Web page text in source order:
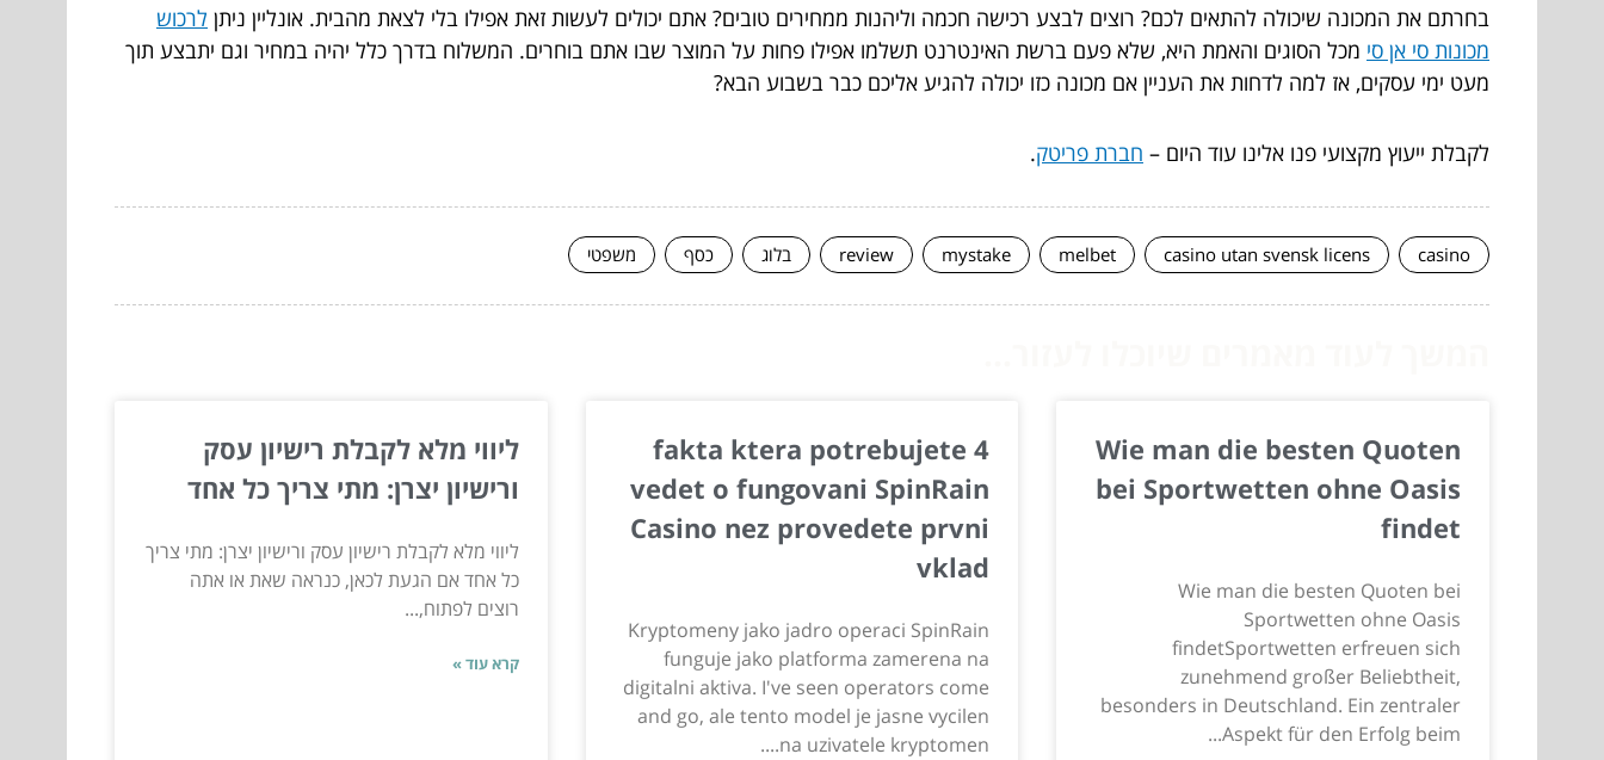
בחרתם את המכונה שיכולה להתאים לכם? רוצים לבצע רכישה חכמה וליהנות ממחירים טובים? אתם יכולים לעשות זאת אפילו בלי לצאת מהבית. אונליין ניתן לרכוש
מכונות סי אן סי מכל הסוגים והאמת היא, שלא פעם ברשת האינטרנט תשלמו אפילו פחות על המוצר שבו אתם בוחרים. המשלוח בדרך כלל יהיה במחיר וגם יתבצע תוך
מעט ימי עסקים, אז למה לדחות את העניין אם מכונה כזו יכולה להגיע אליכם כבר בשבוע הבא?
לקבלת ייעוץ מקצועי פנו אלינו עוד היום – חברת פריטק.
casino
casino utan svensk licens
melbet
mystake
review בלוג כסף משפטי
Wie man die besten Quoten
bei Sportwetten ohne Oasis
findet
Wie man die besten Quoten bei
Sportwetten ohne Oasis
findetSportwetten erfreuen sich
zunehmend großer Beliebtheit,
besonders in Deutschland. Ein zentraler
Aspekt für den Erfolg beim...
4 fakta ktera potrebujete
vedet o fungovani SpinRain
Casino nez provedete prvni
vklad
Kryptomeny jako jadro operaci SpinRain
funguje jako platforma zamerena na
digitalni aktiva. I've seen operators come
and go, ale tento model je jasne vycilen
na uzivatele kryptomen....
ליווי מלא לקבלת רישיון עסק
ורישיון יצרן: מתי צריך כל אחד
ליווי מלא לקבלת רישיון עסק ורישיון יצרן: מתי צריך
כל אחד אם הגעת לכאן, כנראה שאת או אתה
רוצים לפתוח,...
קרא עוד »